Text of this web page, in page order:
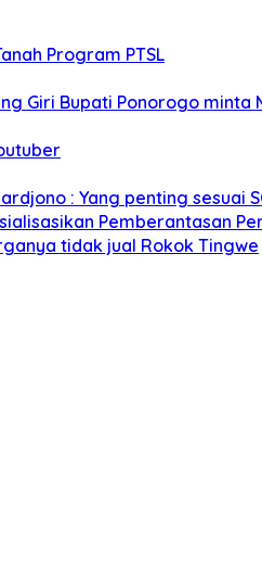
Program PTSL
Giri Bupati Ponorogo minta
: Yang penting sesuai
Pemberantasan
tidak jual Rokok Tingwe